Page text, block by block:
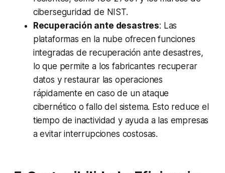
ciberseguridad de NIST.
Recuperación ante desastres: Las
plataformas en la nube ofrecen funciones
integradas de recuperación ante desastres,
lo que permite a los fabricantes recuperar
datos y restaurar las operaciones
rápidamente en caso de un ataque
cibernético o fallo del sistema. Esto reduce el
tiempo de inactividad y ayuda a las empresas
a evitar interrupciones costosas.